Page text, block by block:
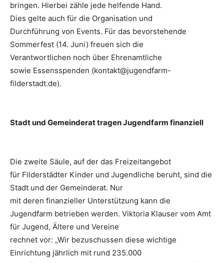
bringen. Hierbei zähle jede helfende Hand.
Dies gelte auch für die Organisation und
Durchführung von Events. Für das bevorstehende
Sommerfest (14. Juni) freuen sich die
Verantwortlichen noch über Ehrenamtliche
sowie Essensspenden (kontakt@jugendfarm-
filderstadt.de).
Stadt und Gemeinderat tragen Jugendfarm finanziell
Die zweite Säule, auf der das Freizeitangebot
für Filderstädter Kinder und Jugendliche beruht, sind die
Stadt und der Gemeinderat. Nur
mit deren finanzieller Unterstützung kann die
Jugendfarm betrieben werden. Viktoria Klauser vom Amt
für Jugend, Ältere und Vereine
rechnet vor: „Wir bezuschussen diese wichtige
Einrichtung jährlich mit rund 235.000